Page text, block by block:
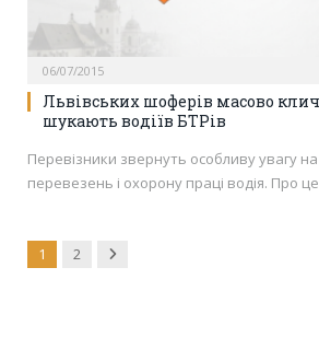
06/07/2015
Львівських шоферів масово
шукають водіїв БТРів
Перевізники звернуть особливу увагу
перевезень і охорону праці водія. Про
1 2 Next